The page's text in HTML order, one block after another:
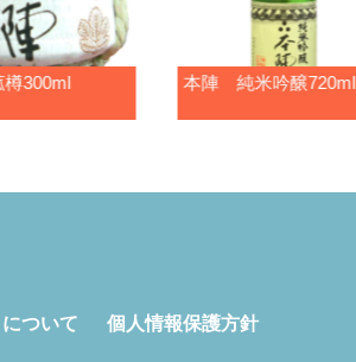
300ml 本陣 純米吟醸720ml
ついて 個人情報保護方針